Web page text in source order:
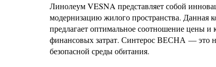
Линолеум VESNA представляет собой
модернизацию жилого пространства. Данная
предлагает оптимальное соотношение цены и
финансовых затрат. Синтерос ВЕСНА — это
безопасной среды обитания.